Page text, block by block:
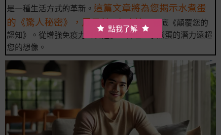
是一種生活方式的革新。 這篇文章將為您揭示水煮蛋
的《驚人秘密》，展示其9大功效， 徹底《顛覆您的
認知》。從增強免疫力到促進體重管理，水煮蛋的潛力遠超
您的想像。
點我了解